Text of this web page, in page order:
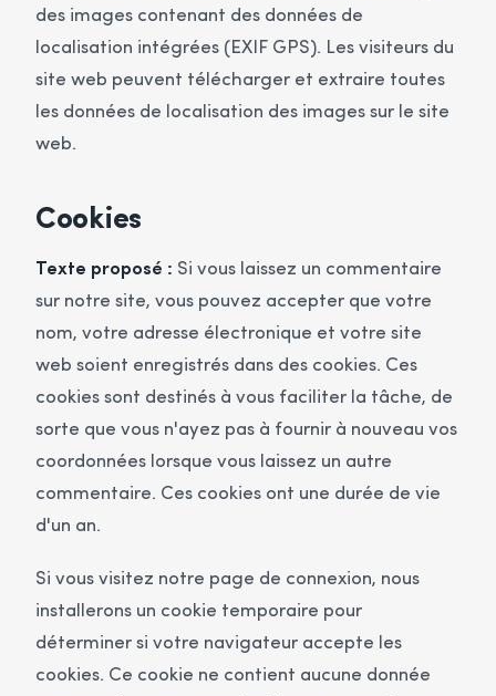
des images contenant des données de
localisation intégrées (EXIF GPS). Les visiteurs du
site web peuvent télécharger et extraire toutes
les données de localisation des images sur le site
web.
Cookies
Texte proposé : Si vous laissez un commentaire
sur notre site, vous pouvez accepter que votre
nom, votre adresse électronique et votre site
web soient enregistrés dans des cookies. Ces
cookies sont destinés à vous faciliter la tâche, de
sorte que vous n'ayez pas à fournir à nouveau vos
coordonnées lorsque vous laissez un autre
commentaire. Ces cookies ont une durée de vie
d'un an.
Si vous visitez notre page de connexion, nous
installerons un cookie temporaire pour
déterminer si votre navigateur accepte les
cookies. Ce cookie ne contient aucune donnée